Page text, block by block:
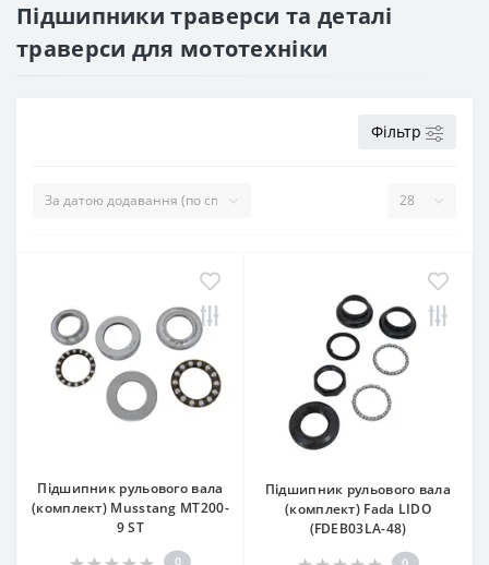
Підшипники траверси та деталі
траверси для мототехніки
Фільтр
Підшипник рульового вала
(комплект) Musstang МТ200-
9 ST
0
Підшипник рульового вала
(комплект) Fada LIDO
(FDEB03LA-48)